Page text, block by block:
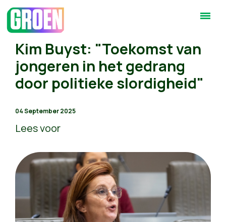
Kim Buyst: "Toekomst van
jongeren in het gedrang
door politieke slordigheid"
04 September 2025
Lees voor